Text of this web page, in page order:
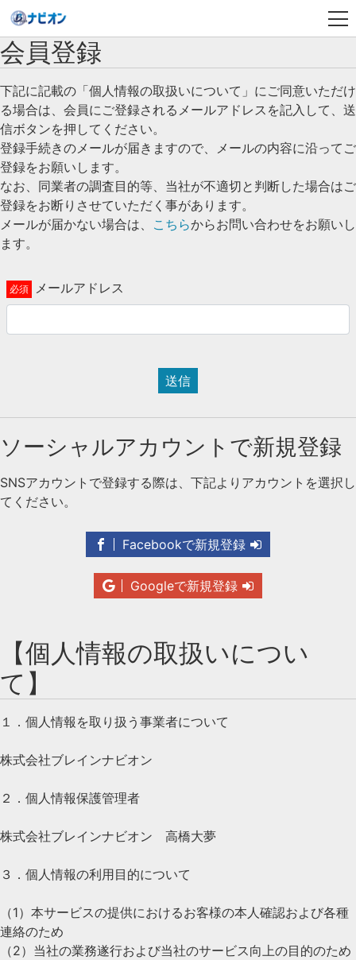
会員登録
下記に記載の「個人情報の取扱いについて」にご同意いただけ
る場合は、会員にご登録されるメールアドレスを記入して、送
信ボタンを押してください。
登録手続きのメールが届きますので、メールの内容に沿ってご
登録をお願いします。
なお、同業者の調査目的等、当社が不適切と判断した場合はご
登録をお断りさせていただく事があります。
メールが届かない場合は、 こちらからお問い合わせをお願いし
ます。
メールアドレス
送信
ソーシャルアカウントで新規登録
SNSアカウントで登録する際は、下記よりアカウントを選択し
てください。
Facebookで新規登録
Googleで新規登録
【個人情報の取扱いについ
て】
１．個人情報を取り扱う事業者について
株式会社ブレインナビオン
２．個人情報保護管理者
株式会社ブレインナビオン 高橋大夢
３．個人情報の利用目的について
（1）本サービスの提供におけるお客様の本人確認および各種
連絡のため
（2）当社の業務遂行および当社のサービス向上の目的のため